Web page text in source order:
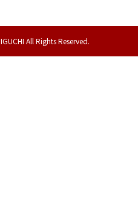
All Rights Reserved.